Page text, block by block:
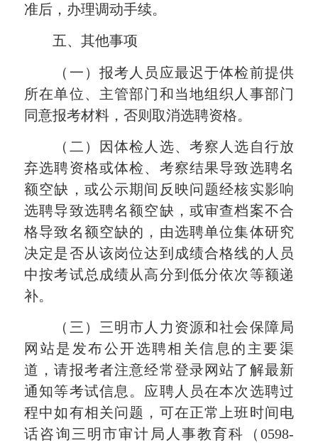
准后，办理调动手续。
五、其他事项
（一）报考人员应最迟于体检前提供
所在单位、主管部门和当地组织人事部门
同意报考材料，否则取消选聘资格。
（二）因体检人选、考察人选自行放
弃选聘资格或体检、考察结果导致选聘名
额空缺，或公示期间反映问题经核实影响
选聘导致选聘名额空缺，或审查档案不合
格导致名额空缺的，由选聘单位集体研究
决定是否从该岗位达到成绩合格线的人员
中按考试总成绩从高分到低分依次等额递
补。
（三）三明市人力资源和社会保障局
网站是发布公开选聘相关信息的主要渠
道，请报考者注意经常登录网站了解最新
通知等考试信息。应聘人员在本次选聘过
程中如有相关问题，可在正常上班时间电
话咨询三明市审计局人事教育科（0598-